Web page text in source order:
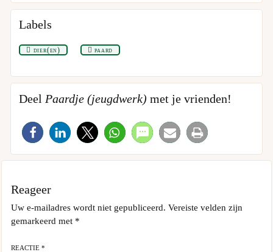
Labels
dier(en) paard
Deel Paardje (jeugdwerk) met je vrienden!
Reageer
Uw e-mailadres wordt niet gepubliceerd. Vereiste velden zijn
gemarkeerd met *
REACTIE *